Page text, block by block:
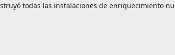
todas las instalaciones de enriquecimiento